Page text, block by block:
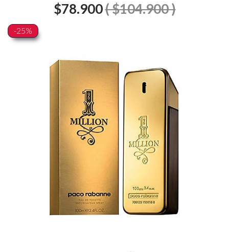
$78.900( $104.900 )
-25%